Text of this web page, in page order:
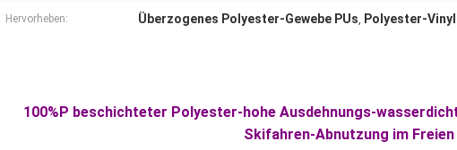
Hervorheben: Überzogenes Polyester-Gewebe PUs, Polyester-
100%P beschichteter Polyester-hohe Ausdehnungs-
Skifahren-Abnutzung im Freien